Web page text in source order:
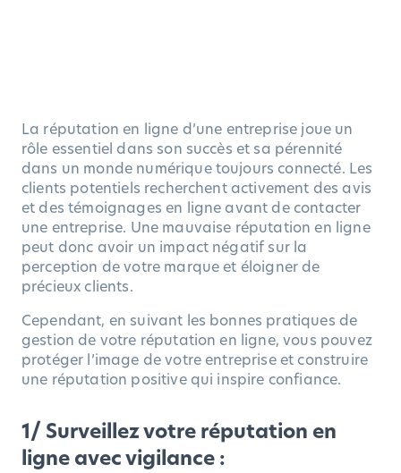
La réputation en ligne d’une entreprise joue un
rôle essentiel dans son succès et sa pérennité
dans un monde numérique toujours connecté. Les
clients potentiels recherchent activement des avis
et des témoignages en ligne avant de contacter
une entreprise. Une mauvaise réputation en ligne
peut donc avoir un impact négatif sur la
perception de votre marque et éloigner de
précieux clients.
Cependant, en suivant les bonnes pratiques de
gestion de votre réputation en ligne, vous pouvez
protéger l’image de votre entreprise et construire
une réputation positive qui inspire confiance.
1/ Surveillez votre réputation en
ligne avec vigilance :